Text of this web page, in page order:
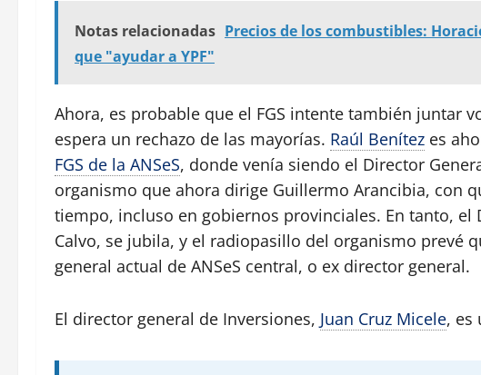
Notas relacionadas Precios de los combustibles:
que "ayudar a YPF"
Ahora, es probable que el FGS intente también juntar
espera un rechazo de las mayorías. Raúl Benítez es
FGS de la ANSeS, donde venía siendo el Director
organismo que ahora dirige Guillermo Arancibia, con
tiempo, incluso en gobiernos provinciales. En tanto, el
Calvo, se jubila, y el radiopasillo del organismo prevé
general actual de ANSeS central, o ex director general.
El director general de Inversiones, Juan Cruz Micele, es